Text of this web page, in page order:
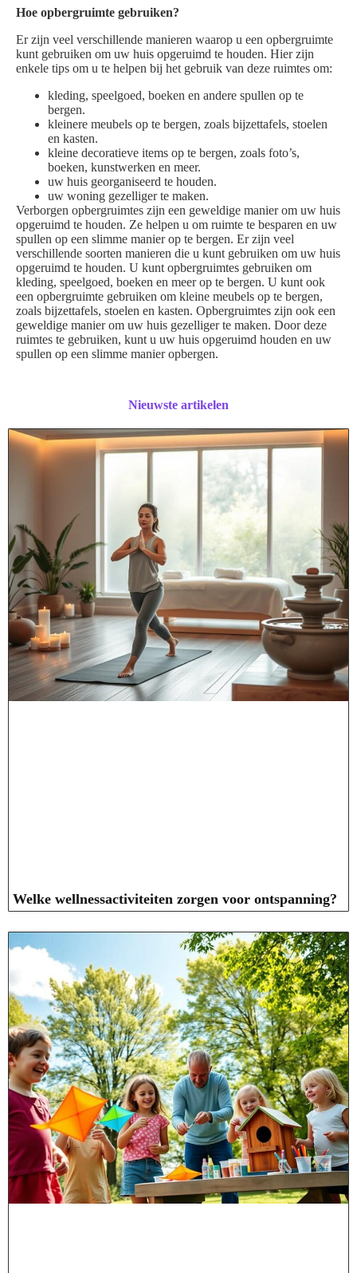
Hoe opbergruimte gebruiken?
Er zijn veel verschillende manieren waarop u een opbergruimte
kunt gebruiken om uw huis opgeruimd te houden. Hier zijn
enkele tips om u te helpen bij het gebruik van deze ruimtes om:
kleding, speelgoed, boeken en andere spullen op te
bergen.
kleinere meubels op te bergen, zoals bijzettafels, stoelen
en kasten.
kleine decoratieve items op te bergen, zoals foto’s,
boeken, kunstwerken en meer.
uw huis georganiseerd te houden.
uw woning gezelliger te maken.
Verborgen opbergruimtes zijn een geweldige manier om uw huis
opgeruimd te houden. Ze helpen u om ruimte te besparen en uw
spullen op een slimme manier op te bergen. Er zijn veel
verschillende soorten manieren die u kunt gebruiken om uw huis
opgeruimd te houden. U kunt opbergruimtes gebruiken om
kleding, speelgoed, boeken en meer op te bergen. U kunt ook
een opbergruimte gebruiken om kleine meubels op te bergen,
zoals bijzettafels, stoelen en kasten. Opbergruimtes zijn ook een
geweldige manier om uw huis gezelliger te maken. Door deze
ruimtes te gebruiken, kunt u uw huis opgeruimd houden en uw
spullen op een slimme manier opbergen.
Nieuwste artikelen
Welke wellnessactiviteiten zorgen voor ontspanning?